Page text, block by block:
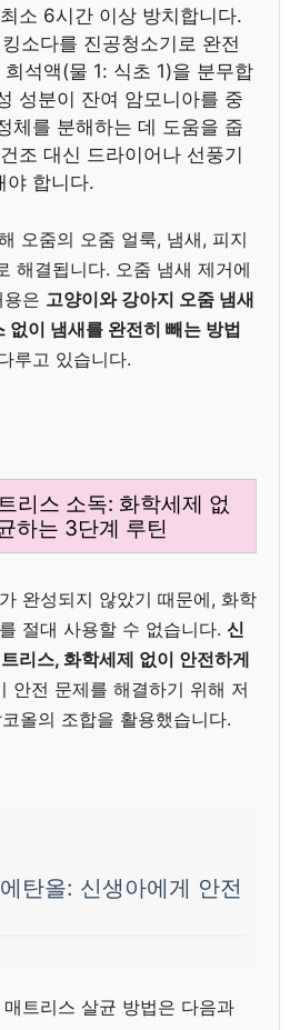
소 6시간 이상 방치합니다.
소다를 진공청소기로 완전
석액(물 1: 식초 1)을 분무합
성분이 잔여 암모니아를 중
체를 분해하는 데 도움을 줍
조 대신 드라이어나 선풍기
야 합니다.
오줌의 오줌 얼룩, 냄새, 피지
해결됩니다. 오줌 냄새 제거에
은 고양이와 강아지 오줌 냄새
없이 냄새를 완전히 빼는 방법
루고 있습니다.
리스 소독: 화학세제 없
하는 3단계 루틴
완성되지 않았기 때문에, 화학
절대 사용할 수 없습니다. 신
리스, 화학세제 없이 안전하게
안전 문제를 해결하기 위해 저
올의 조합을 활용했습니다.
탄올: 신생아에게 안전
트리스 살균 방법은 다음과